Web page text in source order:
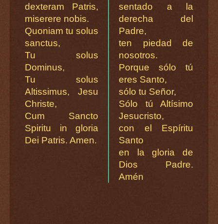
dexteram Patris,
miserere nobis.
Quoniam tu solus
sanctus,
Tu solus
Dominus,
Tu solus
Altissimus, Jesu
Christe,
Cum Sancto
Spiritu in gloria
Dei Patris. Amen.
sentado a la
derecha del
Padre,
ten piedad de
nosotros.
Porque sólo tú
eres Santo,
sólo tu Señor,
Sólo tú Altísimo
Jesucristo,
con el Espíritu
Santo
en la gloria de
Dios Padre.
Amén